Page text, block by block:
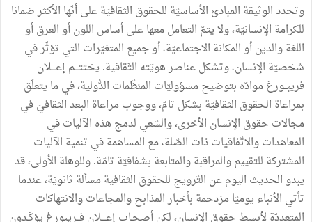
وتحددالوثيقة المبادئ الأساسيّة للحقوق الثقافيّةعلىأنّها الأكثرضمانا
للكرامة الإنسانيّة،ولايتمّ التعاملمعهاعلىأساس اللونأوالعرقأو
اللغةوالدينأوالمكانة الاجتماعيّة،أوجميع المتغيّرات التي تؤثّرفي
شخصيّة الإنسان،وتشكلعناصرهويّته الثّقافية. يختتـــم إعـــلان
فريبــورغموادّه بتوضيحمسؤوليّات المنظّمات الدُّولية،فيما يتعلّق
بمراعاة الحقوق الثقافيّة بشكل تامّ،ووجوبمراعاة البعدالثقافيّفي
مجالاتحقوق الإنسان الأخرى،والسّعي لدمج هذه الآلياتفي
المعاهداتوالاتّفاقياتذات الصّلة،مع المساهمةفي تنمية الآليات
المشتركة للتقييموالمراقبةوالمتابعة بشفافيّة تامّة.وللوهلة الأولى،قد
يبدوالحديث اليومعن التّرويج للحقوق الثقافيةمسألة ثانويّة،عندما
تأتي الأنباء يوميّامزدحمة بأخبارالمذابحوالمجاعاتوالانتهاكات